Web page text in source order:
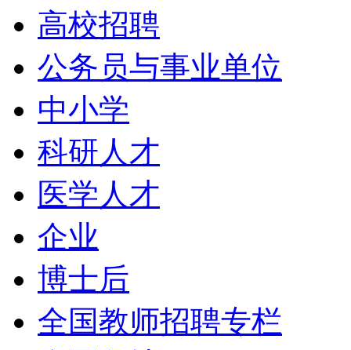
高校招聘
公务员与事业单位
中小学
科研人才
医学人才
企业
博士后
全国教师招聘专栏